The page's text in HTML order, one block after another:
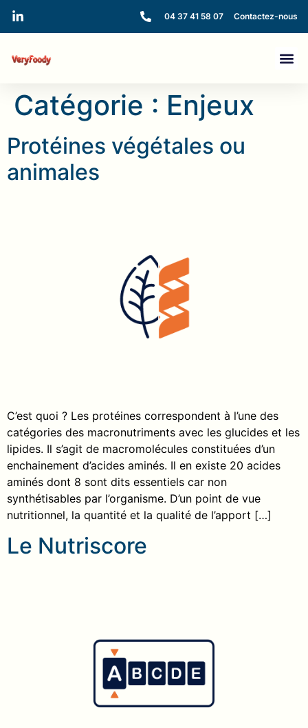
04 37 41 58 07 Contactez-nous
Catégorie : Enjeux
Protéines végétales ou
animales
C’est quoi ? Les protéines correspondent à l’une des
catégories des macronutriments avec les glucides et les
lipides. Il s’agit de macromolécules constituées d’un
enchainement d’acides aminés. Il en existe 20 acides
aminés dont 8 sont dits essentiels car non
synthétisables par l’organisme. D’un point de vue
nutritionnel, la quantité et la qualité de l’apport […]
Le Nutriscore